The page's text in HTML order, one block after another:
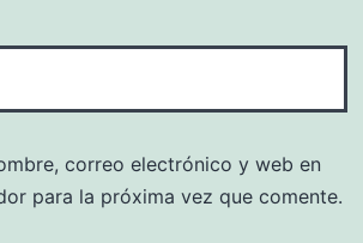
correo electrónico y web en
para la próxima vez que comente.